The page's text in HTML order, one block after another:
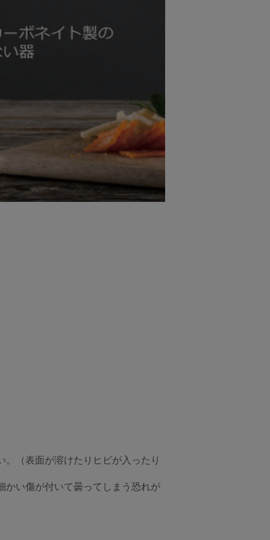
（表面が溶けたりヒビが入ったり
かい傷が付いて曇ってしまう恐れが